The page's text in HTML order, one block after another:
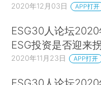
麦守信重申了国际合作与交
来，这些国家多年来排放
在空气中存留上百年时间。
2020年12月03日 APP打开
ESG30人论坛
ESG投资是否迎来
2020年11月23日 APP打开